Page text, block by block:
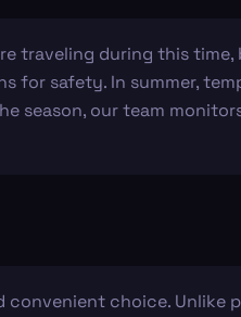
traveling during this time,
safety. In summer,
season, our team
convenient choice.